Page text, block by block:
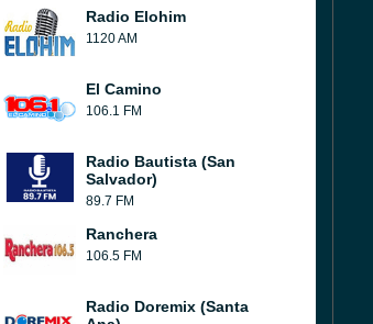
Radio Elohim
1120 AM
El Camino
106.1 FM
Radio Bautista (San
Salvador)
89.7 FM
Ranchera
106.5 FM
Radio Doremix (Santa